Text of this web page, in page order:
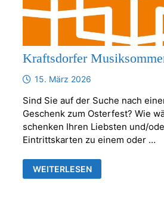
Kraftsdorfer
15. März 2026
Sind Sie auf der Suche nach
Geschenk zum Osterfest? Wie
schenken Ihren Liebsten und/
Eintrittskarten zu einem oder …
KRAFTSDORFER
MUSIKSOMMER
WEITERLESEN